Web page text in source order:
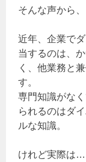
そんな声から
近年、企業で
当するのは、
く、他業務と
す。
専門知識がな
られるのはダ
ルな知識。
けれど実際は…